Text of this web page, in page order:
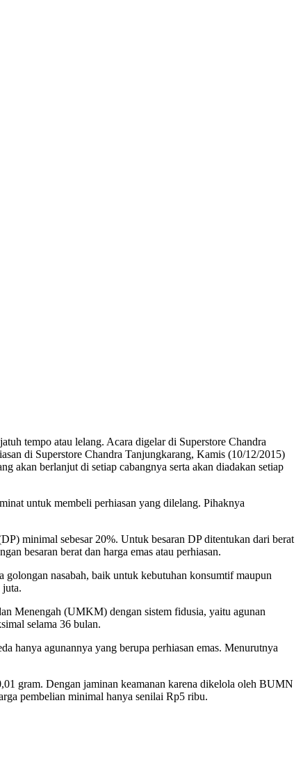
tempo atau lelang. Acara digelar di Superstore Chandra
di Superstore Chandra Tanjungkarang, Kamis (10/12/2015)
akan berlanjut di setiap cabangnya serta akan diadakan setiap
untuk membeli perhiasan yang dilelang. Pihaknya
minimal sebesar 20%. Untuk besaran DP ditentukan dari berat
besaran berat dan harga emas atau perhiasan.
nasabah, baik untuk kebutuhan konsumtif maupun
juta.
Menengah (UMKM) dengan sistem fidusia, yaitu agunan
selama 36 bulan.
hanya agunannya yang berupa perhiasan emas. Menurutnya
gram. Dengan jaminan keamanan karena dikelola oleh BUMN
pembelian minimal hanya senilai Rp5 ribu.